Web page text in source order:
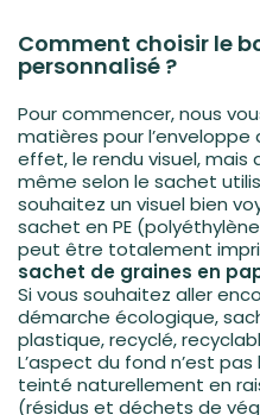
Comment choisir le
personnalisé ?
Pour commencer, nous
matières pour l’enveloppe
effet, le rendu visuel, mais
même selon le sachet
souhaitez un visuel bien
sachet en PE
peut être totalement
sachet de graines en
Si vous souhaitez aller
démarche écologique,
plastique, recyclé,
L’aspect du fond n’est
teinté naturellement en
(résidus et déchets de